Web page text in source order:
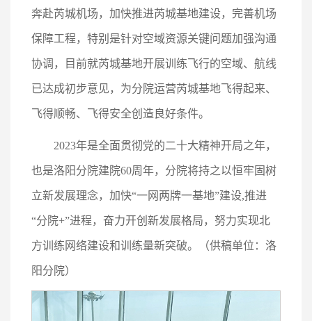
奔赴芮城机场，加快推进芮城基地建设，完善机场
保障工程，特别是针对空域资源关键问题加强沟通
协调，目前就芮城基地开展训练飞行的空域、航线
已达成初步意见，为分院运营芮城基地飞得起来、
飞得顺畅、飞得安全创造良好条件。
2023年是全面贯彻党的二十大精神开局之年，
也是洛阳分院建院60周年，分院将持之以恒牢固树
立新发展理念，加快“一网两牌一基地”建设,推进
“分院+”进程，奋力开创新发展格局，努力实现北
方训练网络建设和训练量新突破。（供稿单位：洛
阳分院）